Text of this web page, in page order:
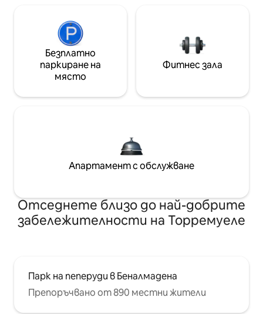
Безплатно
паркиране на
място
Фитнес зала
Апартамент с обслужване
Отседнете близо до най-добрите
забележителности на Торремуеле
Парк на пеперуди в Беналмадена
Препоръчвано от 890 местни жители